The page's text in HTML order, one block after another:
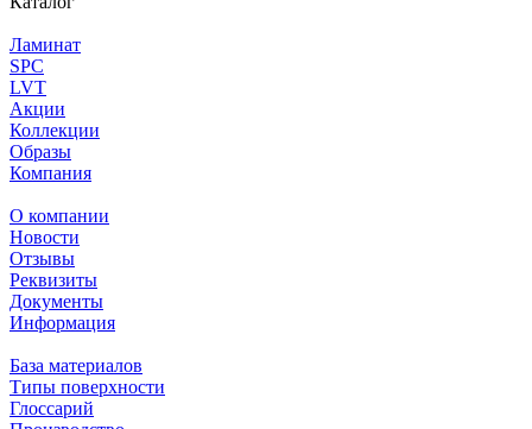
Ламинат
SPC
LVT
Акции
Коллекции
Образы
Компания
О компании
Новости
Отзывы
Реквизиты
Документы
Информация
База материалов
Типы поверхности
Глоссарий